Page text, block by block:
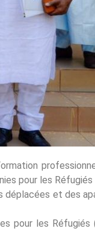
pour les Réfugiés
et des
pour les Réfugiés